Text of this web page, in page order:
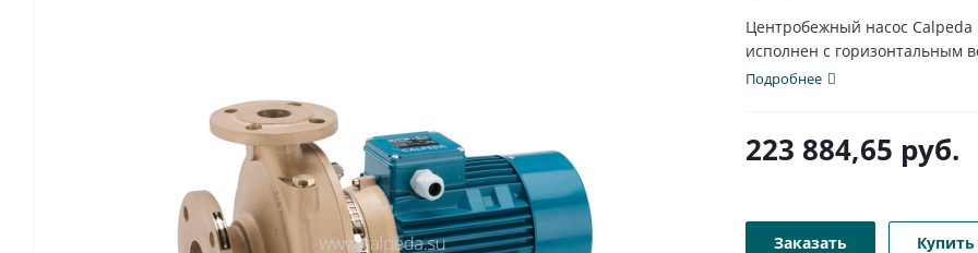
Центробежный насос
исполнен с
патрубком с...
Подробнее
223 884,65 руб.
Заказать